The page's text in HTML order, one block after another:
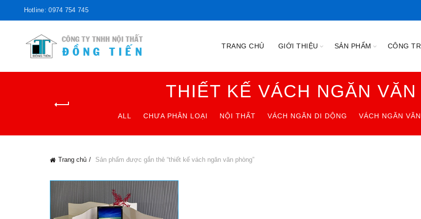
Hotline: 0974 754 745
TRANG CHỦ GIỚI THIỆU SẢN PHẨM CÔNG
THIẾT KẾ VÁCH NGĂN VĂN
ALL CHƯA PHÂN LOẠI NỘI THẤT VÁCH NGĂN DI DỘNG VÁCH NGĂN
Trang chủ Sản phẩm được gắn thẻ “thiết kế vách ngăn văn phòng”